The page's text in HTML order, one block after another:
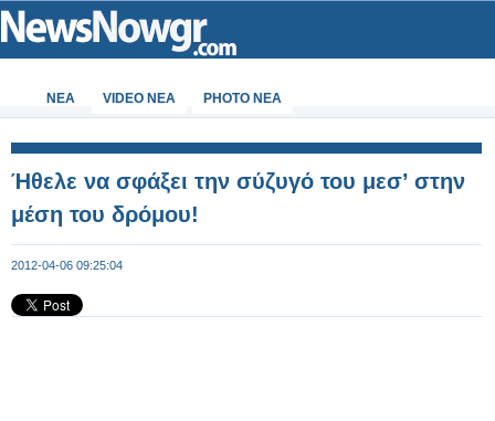
ΝΕΑ VIDEO NEA PHOTO NEA
Ήθελε να σφάξει την σύζυγό του μεσ’ στην
μέση του δρόμου!
2012-04-06 09:25:04